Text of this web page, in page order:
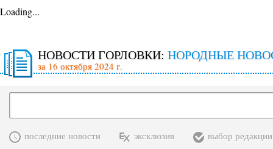
Loading...
НОВОСТИ ГОРЛОВКИ: НОРОДНЫЕ
за 16 октября 2024 г.
последние новости эксклюзив выбор редакции